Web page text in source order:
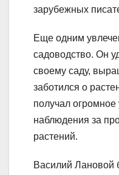
зарубежных
Еще одним
садоводство. Он
своему саду,
заботился о
получал огромное
наблюдения за
растений.
Василий Лановой